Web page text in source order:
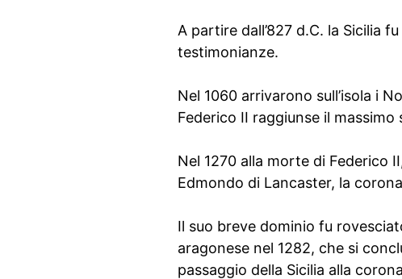
A partire dall’827 d.C. la Sicilia
testimonianze.
Nel 1060 arrivarono sull’isola i
Federico II raggiunse il massimo
Nel 1270 alla morte di Federico
Edmondo di Lancaster, la
Il suo breve dominio fu
aragonese nel 1282, che si
passaggio della Sicilia alla